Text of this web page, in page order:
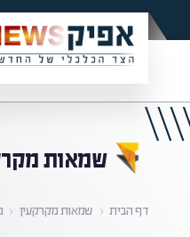
שמאות
דף הבית ‹ שמאות מקרקעין ‹